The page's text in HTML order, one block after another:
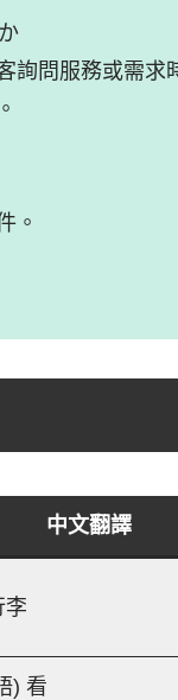
詢問服務或需求
。
中文翻譯
李
) 看